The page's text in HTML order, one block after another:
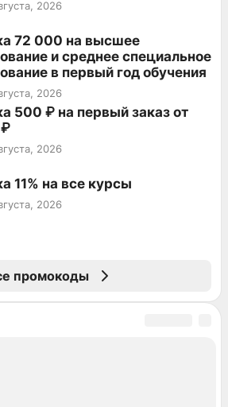
2026
72 000 на высшее
и среднее специальное
в первый год обучения
2026
500 ₽ на первый заказ от
2026
11% на все курсы
2026
промокоды